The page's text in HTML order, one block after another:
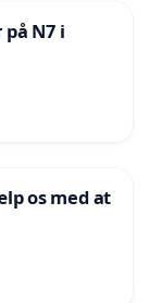
N7 i
os med at